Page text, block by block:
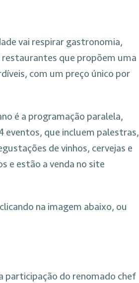
vai respirar gastronomia,
que propõem uma
com um preço único por
é a programação paralela,
eventos, que incluem palestras,
de vinhos, cervejas e
e estão a venda no site
na imagem abaixo, ou
participação do renomado chef